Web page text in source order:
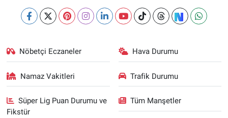
Nöbetçi Eczaneler Hava Durumu
Namaz Vakitleri Trafik Durumu
Süper Lig Puan Durumu ve
Fikstür
Tüm Manşetler